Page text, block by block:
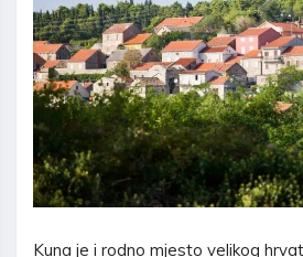
Kuna je i rodno mjesto velikog